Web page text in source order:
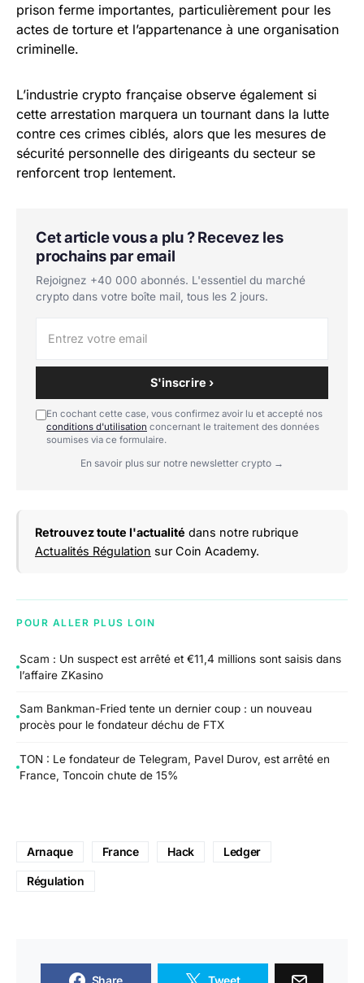
prison ferme importantes, particulièrement pour les
actes de torture et l’appartenance à une organisation
criminelle.
L’industrie crypto française observe également si
cette arrestation marquera un tournant dans la lutte
contre ces crimes ciblés, alors que les mesures de
sécurité personnelle des dirigeants du secteur se
renforcent trop lentement.
Cet article vous a plu ? Recevez les
prochains par email
Rejoignez +40 000 abonnés. L'essentiel du marché
crypto dans votre boîte mail, tous les 2 jours.
S'inscrire ›
En cochant cette case, vous confirmez avoir lu et accepté nos
conditions d'utilisation concernant le traitement des données
soumises via ce formulaire.
En savoir plus sur notre newsletter crypto →
Retrouvez toute l'actualité dans notre rubrique
Actualités Régulation sur Coin Academy.
POUR ALLER PLUS LOIN
Scam : Un suspect est arrêté et €11,4 millions sont saisis dans
l’affaire ZKasino
Sam Bankman-Fried tente un dernier coup : un nouveau
procès pour le fondateur déchu de FTX
TON : Le fondateur de Telegram, Pavel Durov, est arrêté en
France, Toncoin chute de 15%
Arnaque France Hack Ledger
Régulation
Share Tweet